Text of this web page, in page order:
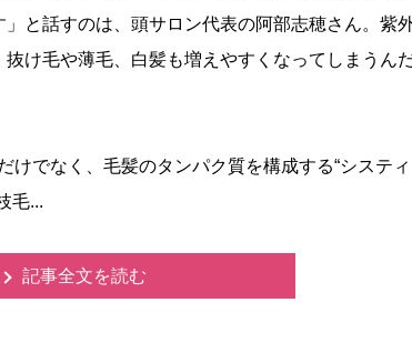
と話すのは、頭サロン代表の阿部志穂さん。紫
け毛や薄毛、白髪も増えやすくなってしまうん
でなく、毛髪のタンパク質を構成する“システィ
毛...
記事全文を読む